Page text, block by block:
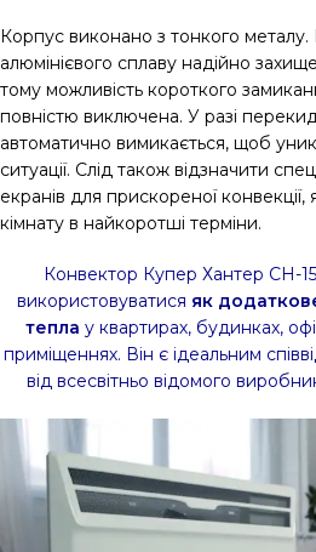
Корпус виконано з тонкого металу.
алюмінієвого сплаву надійно
тому можливість короткого
повністю виключена. У разі
автоматично вимикається, щоб
ситуації. Слід також відзначити
екранів для прискореної конвекції,
кімнату в найкоротші терміни.
Конвектор Купер Хантер CH-
використовуватися як
тепла у квартирах, будинках,
приміщеннях. Він є ідеальним
від всесвітньо відомого